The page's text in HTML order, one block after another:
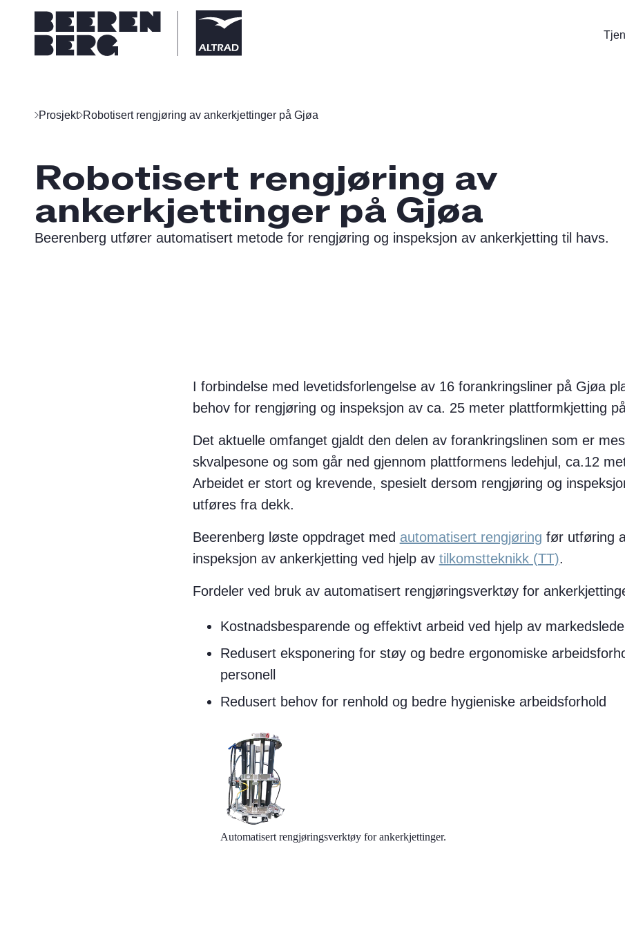
Prosjekt Robotisert rengjøring av ankerkjettinger på Gjøa
Robotisert rengjøring av
ankerkjettinger på Gjøa
Beerenberg utfører automatisert metode for rengjøring og inspeksjon av ankerkjetting til havs.
I forbindelse med levetidsforlengelse av 16 forankringsliner på Gjøa
behov for rengjøring og inspeksjon av ca. 25 meter plattformkjetting
Det aktuelle omfanget gjaldt den delen av forankringslinen som er
skvalpesone og som går ned gjennom plattformens ledehjul, ca.12
Arbeidet er stort og krevende, spesielt dersom rengjøring og
utføres fra dekk.
Beerenberg løste oppdraget med automatisert rengjøring før utføring
inspeksjon av ankerkjetting ved hjelp av tilkomstteknikk (TT).
Fordeler ved bruk av automatisert rengjøringsverktøy for
Kostnadsbesparende og effektivt arbeid ved hjelp av
Redusert eksponering for støy og bedre ergonomiske
personell
Redusert behov for renhold og bedre hygieniske arbeidsforhold
Automatisert rengjøringsverktøy for ankerkjettinger.